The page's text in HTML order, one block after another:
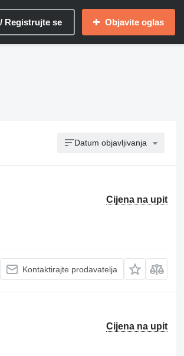
Registrujte se Objavite oglas
Datum objavljivanja
Cijena na upit
Kontaktirajte prodavatelja
Cijena na upit